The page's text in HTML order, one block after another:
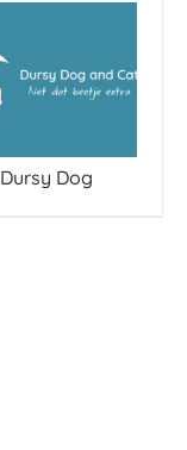
Dursy Dog